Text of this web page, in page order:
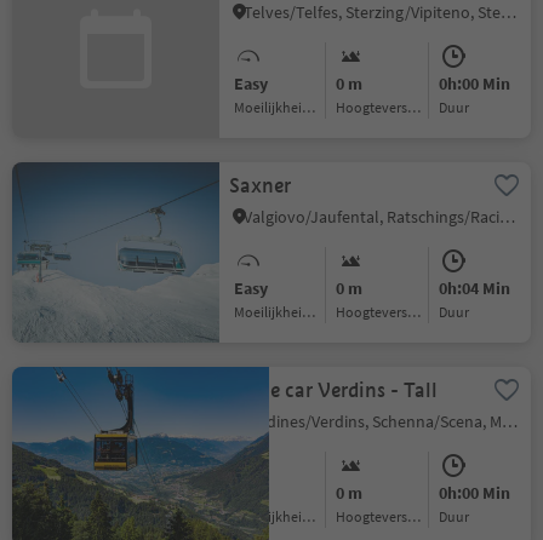
Telves/Telfes, Sterzing/Vipiteno, Sterzing/Vipiteno and environs
Easy
Moeilijkheidsgraad
0 m
Hoogteverschil
0h:00 Min
Duur
Saxner
Valgiovo/Jaufental, Ratschings/Racines, Sterzing/Vipiteno and environs
Easy
Moeilijkheidsgraad
0 m
Hoogteverschil
0h:04 Min
Duur
Cable car Verdins - Tall
Verdines/Verdins, Schenna/Scena, Meran/Merano and environs
Moeilijkheidsgraad
0 m
Hoogteverschil
0h:00 Min
Duur